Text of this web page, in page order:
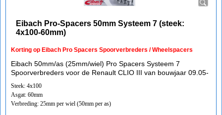
Eibach Pro-Spacers 50mm Systeem 7 (steek:
4x100-60mm)
Korting op Eibach Pro Spacers Spoorverbreders / Wheelspacers
Eibach 50mm/as (25mm/wiel) Pro Spacers Systeem 7
Spoorverbreders voor de Renault CLIO III van bouwjaar 09.05-
Steek: 4x100
Asgat: 60mm
Verbreding: 25mm per wiel (50mm per as)